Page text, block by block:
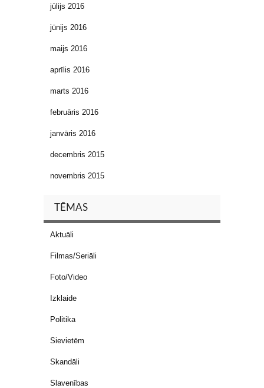
jūlijs 2016
jūnijs 2016
maijs 2016
aprīlis 2016
marts 2016
februāris 2016
janvāris 2016
decembris 2015
novembris 2015
TĒMAS
Aktuāli
Filmas/Seriāli
Foto/Video
Izklaide
Politika
Sievietēm
Skandāli
Slavenības